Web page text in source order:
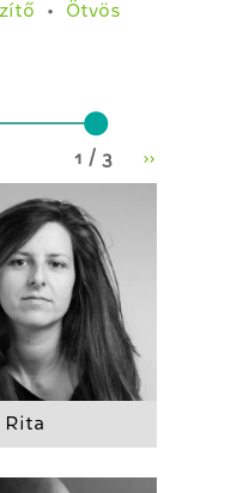
Ötvös
Rita
1 / 3 ››